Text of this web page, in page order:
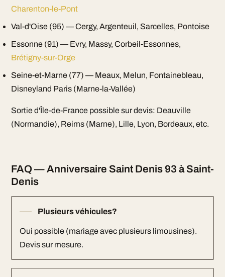
Charenton-le-Pont
Val-d'Oise (95) — Cergy, Argenteuil, Sarcelles, Pontoise
Essonne (91) — Evry, Massy, Corbeil-Essonnes,
Brétigny-sur-Orge
Seine-et-Marne (77) — Meaux, Melun, Fontainebleau,
Disneyland Paris (Marne-la-Vallée)
Sortie d'Île-de-France possible sur devis: Deauville
(Normandie), Reims (Marne), Lille, Lyon, Bordeaux, etc.
FAQ — Anniversaire Saint Denis 93 à Saint-
Denis
Plusieurs véhicules?
Oui possible (mariage avec plusieurs limousines).
Devis sur mesure.